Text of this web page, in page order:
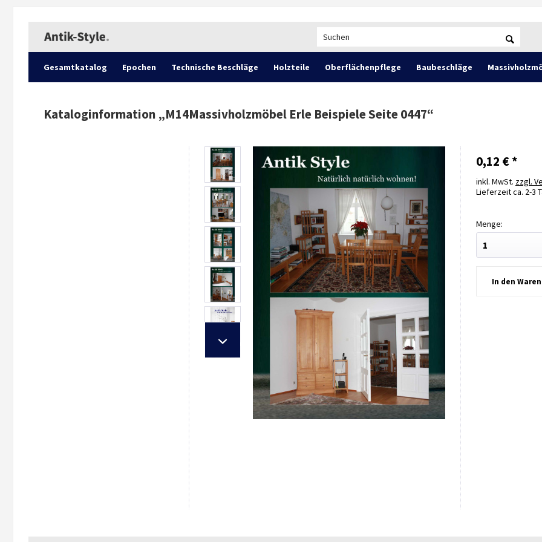
Gesamtkatalog Epochen Technische Beschläge Holzteile Oberflächenpflege Baubeschläge
Kataloginformation „M14Massivholzmöbel Erle Beispiele Seite 0447“
0,12 € *
inkl. MwSt. zzgl.
Lieferzeit ca. 2-3
In den